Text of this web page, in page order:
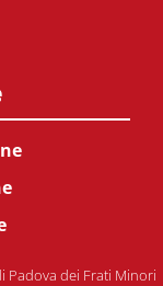
Padova dei Frati Minori